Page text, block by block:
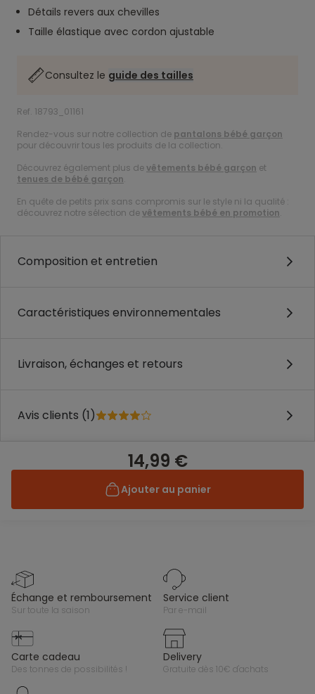
Détails revers aux chevilles
Taille élastique avec cordon ajustable
Consultez le guide des tailles
Ref. 18793_01161
Rendez-vous sur notre collection de pantalons bébé garçon
pour découvrir tous les produits de la collection.
Découvrez également plus devêtements bébé garçon et
tenues de bébé garçon.
En quête de petits prix sans compromis sur le style ni la qualité :
découvrez notre sélection devêtements bébé en promotion.
Composition et entretien
Caractéristiques environnementales
Livraison, échanges et retours
Avis clients (1)
14,99 €
Ajouter au panier
échange et remboursement
sur toute la saison
service client
par e-mail
carte cadeau
des tonnes de possibilités !
delivery
gratuite dès 10€ d'achats